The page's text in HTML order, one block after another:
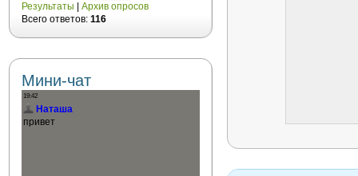
Результаты
Архив опросов
Всего ответов: 116
Мини-чат